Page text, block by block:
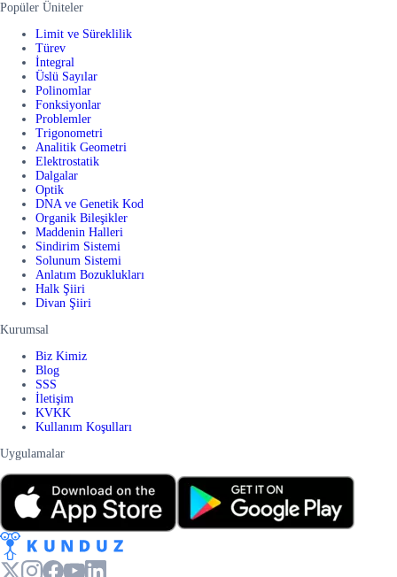
Popüler Üniteler
Limit ve Süreklilik
Türev
İntegral
Üslü Sayılar
Polinomlar
Fonksiyonlar
Problemler
Trigonometri
Analitik Geometri
Elektrostatik
Dalgalar
Optik
DNA ve Genetik Kod
Organik Bileşikler
Maddenin Halleri
Sindirim Sistemi
Solunum Sistemi
Anlatım Bozuklukları
Halk Şiiri
Divan Şiiri
Kurumsal
Biz Kimiz
Blog
SSS
İletişim
KVKK
Kullanım Koşulları
Uygulamalar